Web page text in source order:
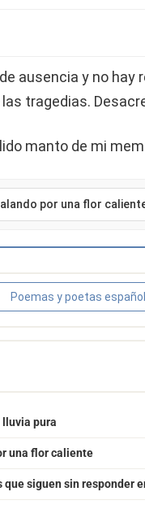
ausencia y no hay
tragedias.
manto de mi
por una flor
Poemas y poetas
lluvia pura
una flor caliente
que siguen sin responder